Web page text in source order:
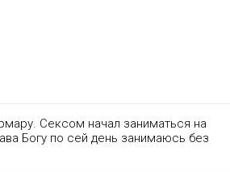
Сексом начал заниматься на
Богу по сей день занимаюсь без